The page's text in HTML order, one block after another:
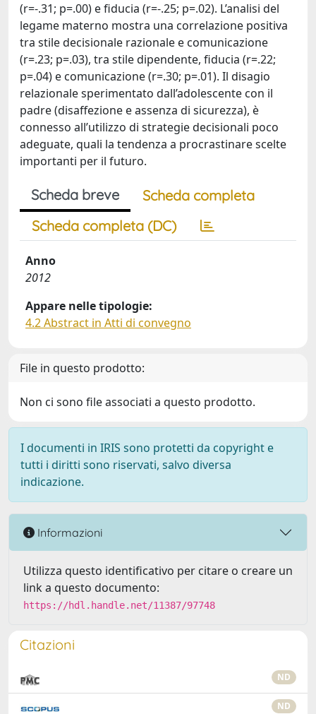
(r=-.31; p=.00) e fiducia (r=-.25; p=.02). L’analisi del
legame materno mostra una correlazione positiva
tra stile decisionale razionale e comunicazione
(r=.23; p=.03), tra stile dipendente, fiducia (r=.22;
p=.04) e comunicazione (r=.30; p=.01). Il disagio
relazionale sperimentato dall’adolescente con il
padre (disaffezione e assenza di sicurezza), è
connesso all’utilizzo di strategie decisionali poco
adeguate, quali la tendenza a procrastinare scelte
importanti per il futuro.
Scheda breve
Scheda completa
Scheda completa (DC)
Anno
2012
Appare nelle tipologie:
4.2 Abstract in Atti di convegno
File in questo prodotto:
Non ci sono file associati a questo prodotto.
I documenti in IRIS sono protetti da copyright e
tutti i diritti sono riservati, salvo diversa
indicazione.
Informazioni
Utilizza questo identificativo per citare o creare un
link a questo documento:
https://hdl.handle.net/11387/97748
Citazioni
ND
ND